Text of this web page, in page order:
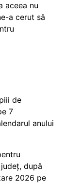
aceea nu
a cerut să
de
7
anului
după
2026 pe